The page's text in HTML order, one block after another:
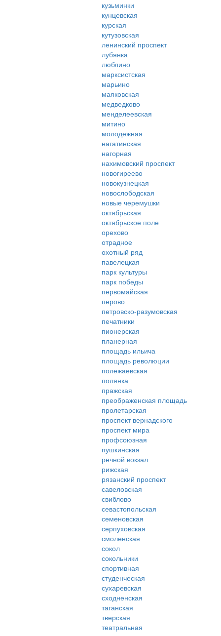
кузьминки
кунцевская
курская
кутузовская
ленинский проспект
лубянка
люблино
марксистская
марьино
маяковская
медведково
менделеевская
митино
молодежная
нагатинская
нагорная
нахимовский проспект
новогиреево
новокузнецкая
новослободская
новые черемушки
октябрьская
октябрьское поле
орехово
отрадное
охотный ряд
павелецкая
парк культуры
парк победы
первомайская
перово
петровско-разумовская
печатники
пионерская
планерная
площадь ильича
площадь революции
полежаевская
полянка
пражская
преображенская площадь
пролетарская
проспект вернадского
проспект мира
профсоюзная
пушкинская
речной вокзал
рижская
рязанский проспект
савеловская
свиблово
севастопольская
семеновская
серпуховская
смоленская
сокол
сокольники
спортивная
студенческая
сухаревская
сходненская
таганская
тверская
театральная